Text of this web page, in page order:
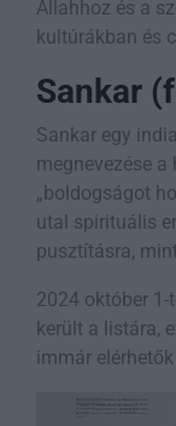
Allahhoz és a
kultúrákban és
Sankar
Sankar egy
megnevezése
„boldogságot
utal spirituális
pusztításra,
2024 október 1-
került a listára,
immár